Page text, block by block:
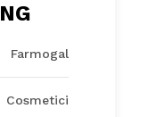
Farmogal
Cosmetici